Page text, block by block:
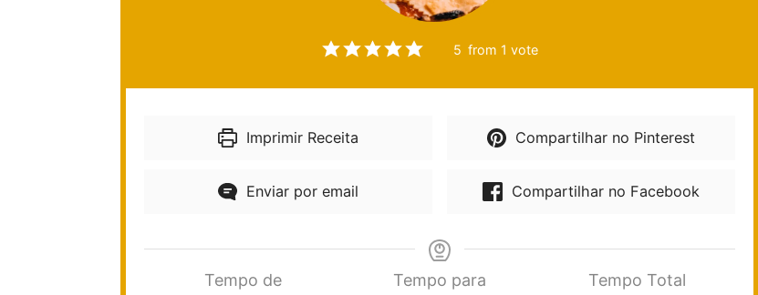
5 from 1 vote
Imprimir Receita Compartilhar no Pinterest
Enviar por email Compartilhar no Facebook
Tempo de
Tempo para
Tempo Total